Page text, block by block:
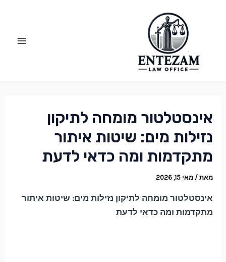
אינסטלטור מומחה לתיקון
נזילות מים: שיטות איתור
מתקדמות ומה כדאי לדעת
מאת/מאי 15, 2026
אינסטלטור מומחה לתיקון נזילות מים: שיטות איתור
מתקדמות ומה כדאי לדעת
navigation